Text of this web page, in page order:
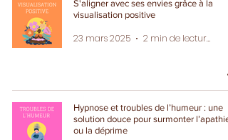
S'aligner avec ses envies grâce à la
visualisation positive
23 mars 2025 2 min de lecture
Hypnose et troubles de l’humeur : une
solution douce pour surmonter l’apathie
ou la déprime